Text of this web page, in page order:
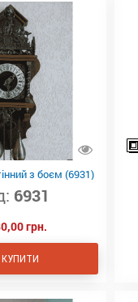
з боєм (6931)
6931
грн.